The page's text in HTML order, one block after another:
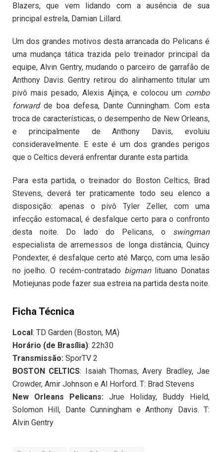
Blazers, que vem lidando com a ausência de sua
principal estrela, Damian Lillard.
Um dos grandes motivos desta arrancada do Pelicans é
uma mudança tática trazida pelo treinador principal da
equipe, Alvin Gentry, mudando o parceiro de garrafão de
Anthony Davis. Gentry retirou do alinhamento titular um
pivô mais pesado, Alexis Ajinça, e colocou um combo
forwardde boa defesa, Dante Cunningham. Com esta
troca de características, o desempenho de New Orleans,
e principalmente de Anthony Davis, evoluiu
consideravelmente. E este é um dos grandes perigos
que o Celtics deverá enfrentar durante esta partida.
Para esta partida, o treinador do Boston Celtics, Brad
Stevens, deverá ter praticamente todo seu elenco a
disposição: apenas o pivô Tyler Zeller, com uma
infecção estomacal, é desfalque certo para o confronto
desta noite. Do lado do Pelicans, o swingman
especialista de arremessos de longa distância, Quincy
Pondexter, é desfalque certo até Março, com uma lesão
no joelho. O recém-contratado bigmanlituano Donatas
Motiejunas pode fazer sua estreia na partida desta noite.
Ficha Técnica
Local : TD Garden (Boston, MA)
Horário (de Brasília): 22h30
Transmissão: SporTV 2
BOSTON CELTICS: Isaiah Thomas, Avery Bradley, Jae
Crowder, Amir Johnson e Al Horford. T: Brad Stevens
New Orleans Pelicans: Jrue Holiday, Buddy Hield,
Solomon Hill, Dante Cunningham e Anthony Davis. T:
Alvin Gentry